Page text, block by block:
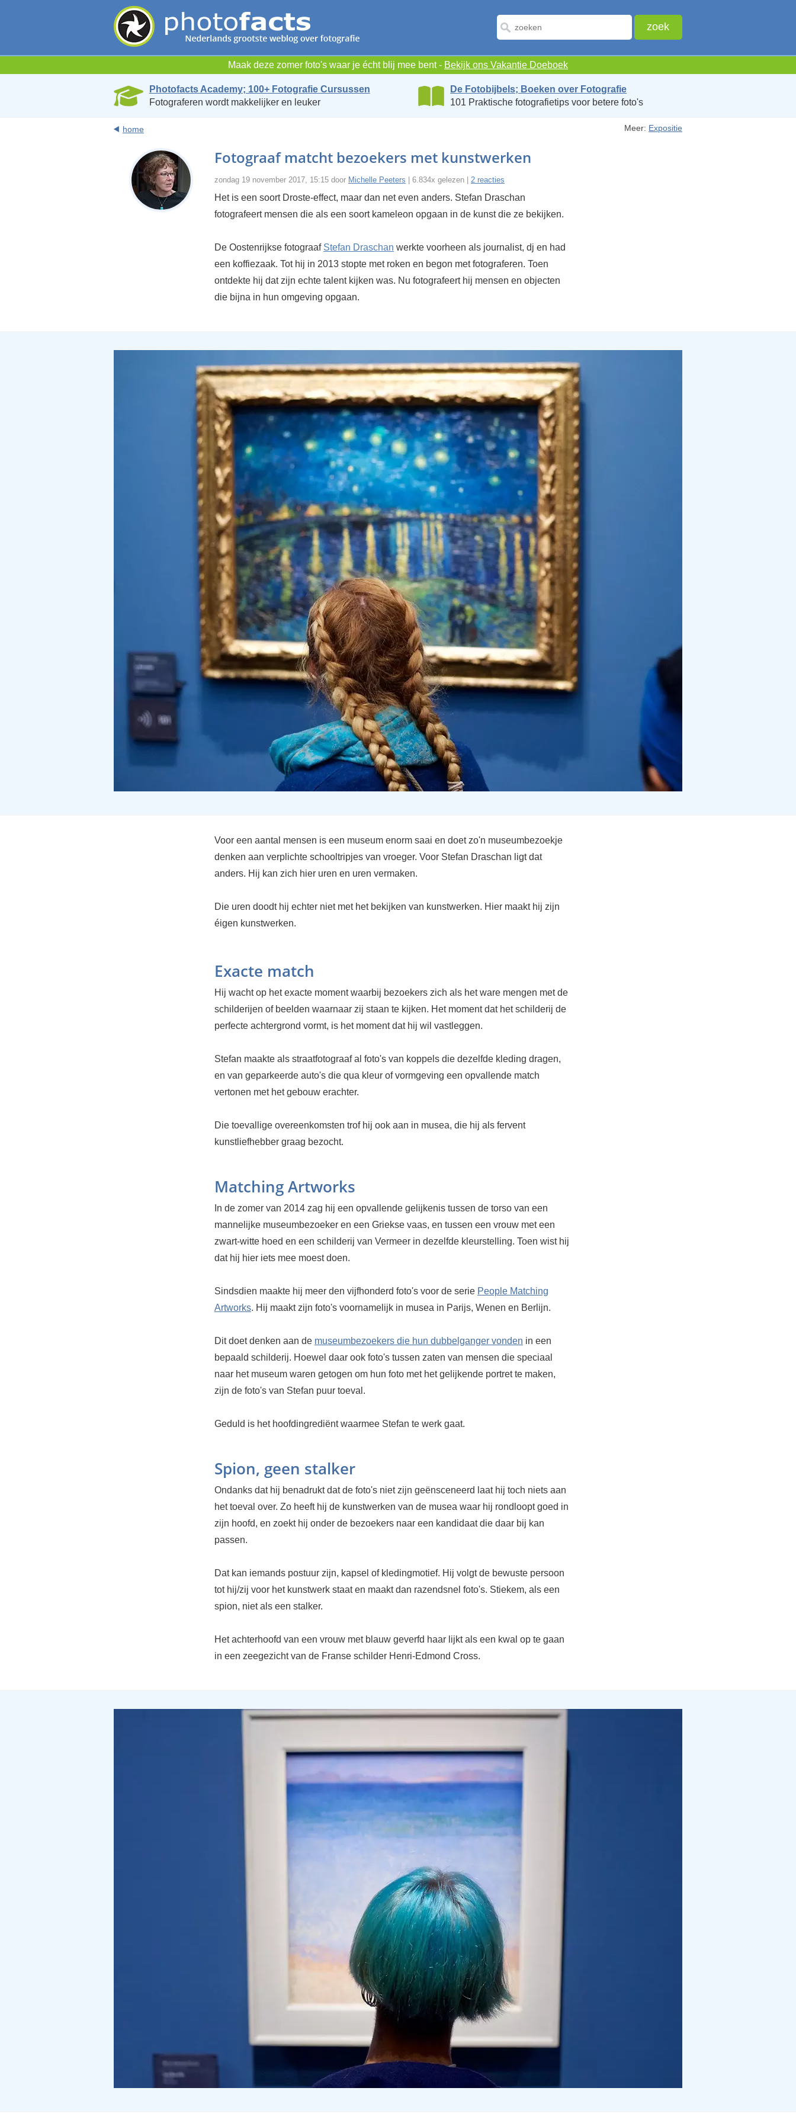
Maak deze zomer foto's waar je écht blij mee bent - Bekijk ons Vakantie Doeboek
Photofacts Academy; 100+ Fotografie Cursussen
Fotograferen wordt makkelijker en leuker
De Fotobijbels; Boeken over Fotografie
101 Praktische fotografietips voor betere foto's
home Meer: Expositie
Fotograaf matcht bezoekers met kunstwerken
zondag 19 november 2017, 15:15 door Michelle Peeters | 6.834x gelezen | 2 reacties
Het is een soort Droste-effect, maar dan net even anders. Stefan Draschan
fotografeert mensen die als een soort kameleon opgaan in de kunst die ze bekijken.
De Oostenrijkse fotograaf Stefan Draschan werkte voorheen als journalist, dj en had
een koffiezaak. Tot hij in 2013 stopte met roken en begon met fotograferen. Toen
ontdekte hij dat zijn echte talent kijken was. Nu fotografeert hij mensen en objecten
die bijna in hun omgeving opgaan.
Voor een aantal mensen is een museum enorm saai en doet zo'n museumbezoekje
denken aan verplichte schooltripjes van vroeger. Voor Stefan Draschan ligt dat
anders. Hij kan zich hier uren en uren vermaken.
Die uren doodt hij echter niet met het bekijken van kunstwerken. Hier maakt hij zijn
éigen kunstwerken.
Exacte match
Hij wacht op het exacte moment waarbij bezoekers zich als het ware mengen met de
schilderijen of beelden waarnaar zij staan te kijken. Het moment dat het schilderij de
perfecte achtergrond vormt, is het moment dat hij wil vastleggen.
Stefan maakte als straatfotograaf al foto's van koppels die dezelfde kleding dragen,
en van geparkeerde auto's die qua kleur of vormgeving een opvallende match
vertonen met het gebouw erachter.
Die toevallige overeenkomsten trof hij ook aan in musea, die hij als fervent
kunstliefhebber graag bezocht.
Matching Artworks
In de zomer van 2014 zag hij een opvallende gelijkenis tussen de torso van een
mannelijke museumbezoeker en een Griekse vaas, en tussen een vrouw met een
zwart-witte hoed en een schilderij van Vermeer in dezelfde kleurstelling. Toen wist hij
dat hij hier iets mee moest doen.
Sindsdien maakte hij meer den vijfhonderd foto's voor de serie People Matching
Artworks. Hij maakt zijn foto's voornamelijk in musea in Parijs, Wenen en Berlijn.
Dit doet denken aan de museumbezoekers die hun dubbelganger vonden in een
bepaald schilderij. Hoewel daar ook foto's tussen zaten van mensen die speciaal
naar het museum waren getogen om hun foto met het gelijkende portret te maken,
zijn de foto's van Stefan puur toeval.
Geduld is het hoofdingrediënt waarmee Stefan te werk gaat.
Spion, geen stalker
Ondanks dat hij benadrukt dat de foto's niet zijn geënsceneerd laat hij toch niets aan
het toeval over. Zo heeft hij de kunstwerken van de musea waar hij rondloopt goed in
zijn hoofd, en zoekt hij onder de bezoekers naar een kandidaat die daar bij kan
passen.
Dat kan iemands postuur zijn, kapsel of kledingmotief. Hij volgt de bewuste persoon
tot hij/zij voor het kunstwerk staat en maakt dan razendsnel foto's. Stiekem, als een
spion, niet als een stalker.
Het achterhoofd van een vrouw met blauw geverfd haar lijkt als een kwal op te gaan
in een zeegezicht van de Franse schilder Henri-Edmond Cross.